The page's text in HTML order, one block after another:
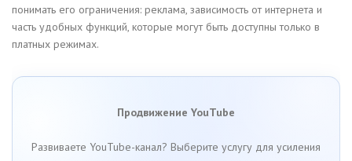
понимать его ограничения: реклама, зависимость от интернета и
часть удобных функций, которые могут быть доступны только в
платных режимах.
Продвижение YouTube
Развиваете YouTube-канал? Выберите услугу для усиления